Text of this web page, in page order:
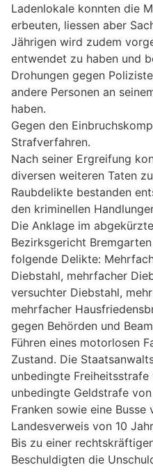
Ladenlokale konnten die
erbeuten, liessen aber
Jährigen wird zudem
entwendet zu haben und
Drohungen gegen
andere Personen an
haben.
Gegen den
Strafverfahren.
Nach seiner Ergreifung
diversen weiteren Taten
Raubdelikte bestanden
den kriminellen
Die Anklage im
Bezirksgericht
folgende Delikte:
Diebstahl, mehrfacher
versuchter Diebstahl,
mehrfacher
gegen Behörden und
Führen eines motorlosen
Zustand. Die
unbedingte
unbedingte Geldstrafe
Franken sowie eine
Landesverweis von 10
Bis zu einer
Beschuldigten die